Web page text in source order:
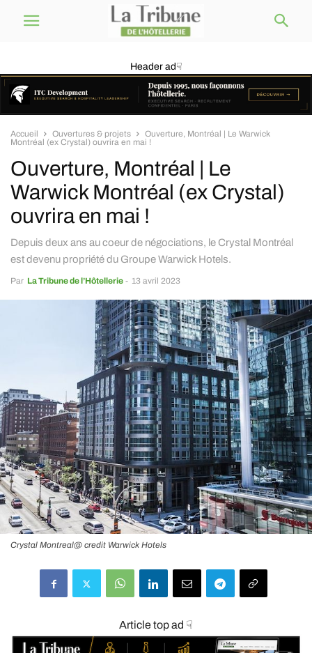
Header ad☟
Accueil Ouvertures & projets
Ouverture, Montréal | Le Warwick
Montréal (ex Crystal) ouvrira en mai !
Ouverture, Montréal | Le
Warwick Montréal (ex Crystal)
ouvrira en mai !
Depuis deux ans au coeur de négociations, le Crystal Montréal
est devenu propriété du Groupe Warwick Hotels.
Par La Tribune de l’Hôtellerie - 13 avril 2023
Crystal Montreal@ credit Warwick Hotels
Article top ad ☟